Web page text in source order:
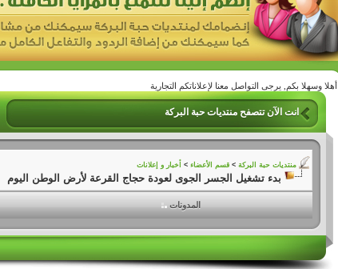
أهلا وسهلا بكم, يرجى التواصل معنا لإعلاناتكم التجارية
انت الآن تتصفح منتديات حبة البركة
منتديات حبة البركة > قسم الأعضاء > أخبار و إعلانات
بدء تشغيل الجسر الجوى لعودة حجاج القرعة لأرض الوطن اليوم
المدونات